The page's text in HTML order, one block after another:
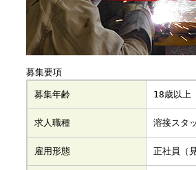
募集要項
募集年齢 18歳以上
求人職種 溶接スタ
雇用形態 正社員（